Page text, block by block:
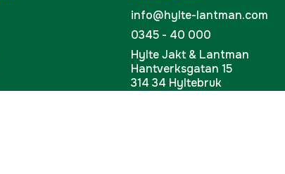
info@hylte-lantman.com
0345 - 40 000
Hylte Jakt & Lantman
Hantverksgatan 15
314 34 Hyltebruk